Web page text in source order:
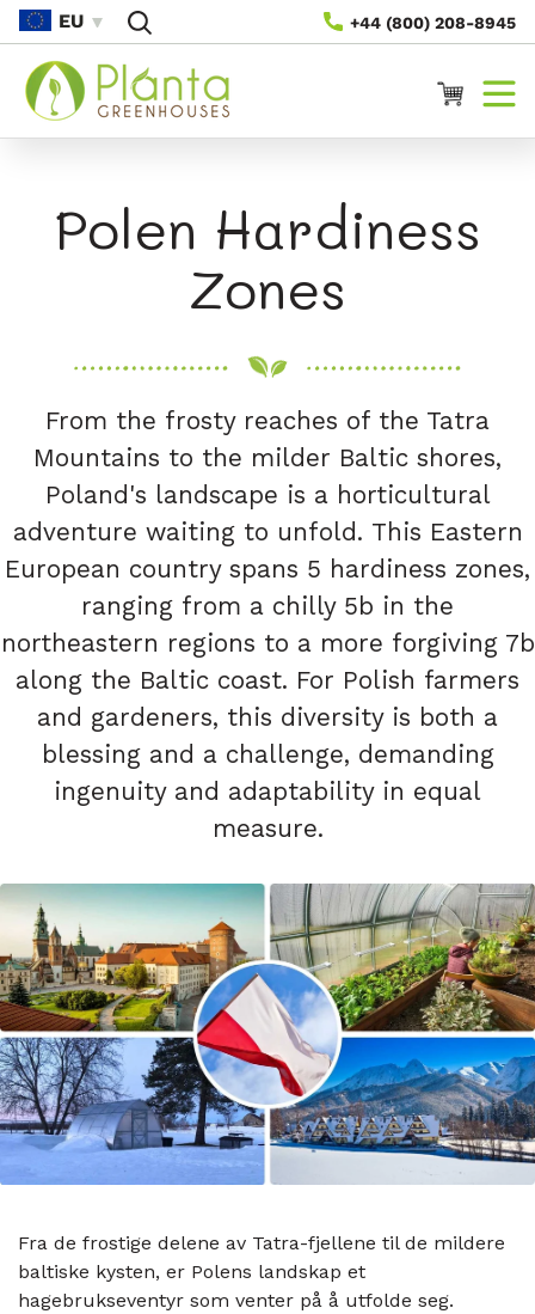
Gå Til
Innhold
+44 (800) 208-8945
EU
Handlevogn
Polen Hardiness
Zones
From the frosty reaches of the Tatra
Mountains to the milder Baltic shores,
Poland's landscape is a horticultural
adventure waiting to unfold. This Eastern
European country spans 5 hardiness zones,
ranging from a chilly 5b in the
northeastern regions to a more forgiving 7b
along the Baltic coast. For Polish farmers
and gardeners, this diversity is both a
blessing and a challenge, demanding
ingenuity and adaptability in equal
measure.
Fra de frostige delene av Tatra-fjellene til de mildere
baltiske kysten, er Polens landskap et
hagebrukseventyr som venter på å utfolde seg.